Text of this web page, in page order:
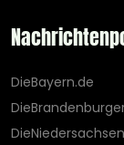
DieBayern.de